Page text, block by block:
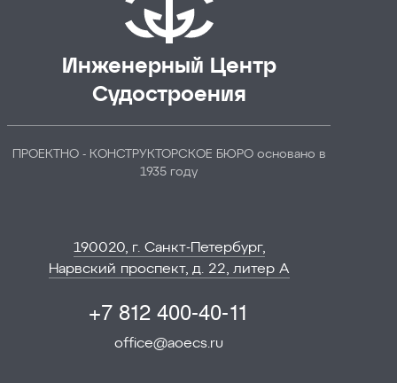
Инженерный Центр
Судостроения
ПРОЕКТНО - КОНСТРУКТОРСКОЕ БЮРО основано в
1935 году
190020, г. Санкт-Петербург,
Нарвский проспект, д. 22, литер А
+7 812 400-40-11
office@aoecs.ru